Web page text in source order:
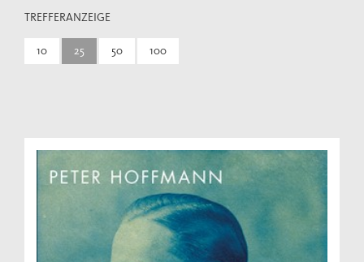
TREFFERANZEIGE
10 25 50 100